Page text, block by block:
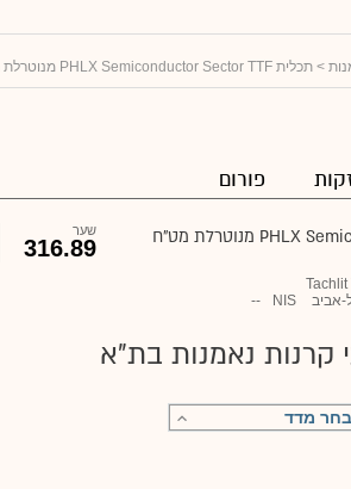
> תכלית PHLX Semiconductor Sector TTF מנוטרלת מט"ח
פורום
אביב NIS
--
שער
316.89
קרנות נאמנות בת"א